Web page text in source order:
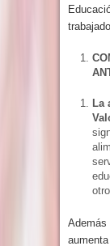
La
Además